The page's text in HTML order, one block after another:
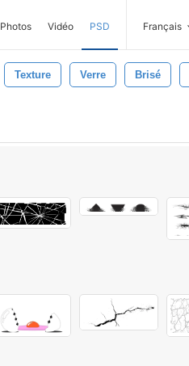
Photos Vidéo PSD Français
Texture Verre Brisé